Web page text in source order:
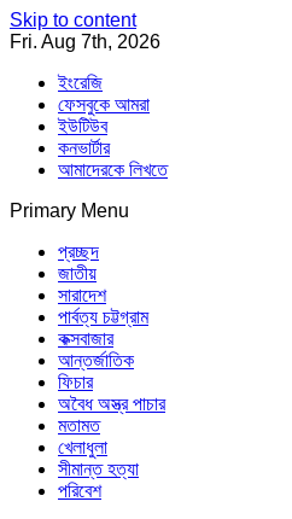
Skip to content
Fri. Aug 7th, 2026
ইংরেজি
ফেসবুকে আমরা
ইউটিউব
কনভার্টার
আমাদেরকে লিখতে
Primary Menu
Southeast Asia Journal
প্রচ্ছদ
জাতীয়
সারাদেশ
পার্বত্য চট্টগ্রাম
কক্সবাজার
আন্তর্জাতিক
ফিচার
অবৈধ অস্ত্র পাচার
মতামত
খেলাধুলা
সীমান্ত হত্যা
পরিবেশ